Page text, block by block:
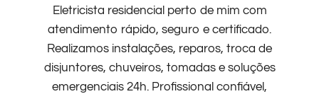
Eletricista residencial perto de mim com
atendimento rápido, seguro e certificado.
Realizamos instalações, reparos, troca de
disjuntores, chuveiros, tomadas e soluções
emergenciais 24h. Profissional confiável,